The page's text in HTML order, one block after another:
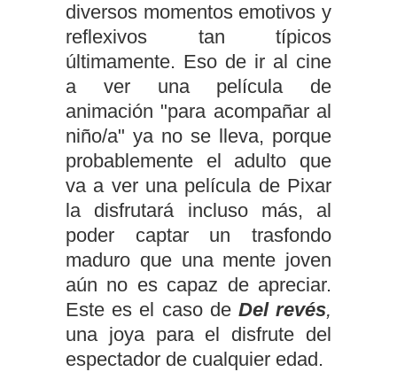
diversos momentos emotivos y
reflexivos tan típicos
últimamente. Eso de ir al cine
a ver una película de
animación "para acompañar al
niño/a" ya no se lleva, porque
probablemente el adulto que
va a ver una película de Pixar
la disfrutará incluso más, al
poder captar un trasfondo
maduro que una mente joven
aún no es capaz de apreciar.
Este es el caso de Del revés,
una joya para el disfrute del
espectador de cualquier edad.